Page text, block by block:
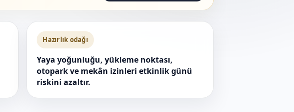
Hazırlık odağı
Yaya yoğunluğu, yükleme noktası,
otopark ve mekân izinleri etkinlik günü
riskini azaltır.